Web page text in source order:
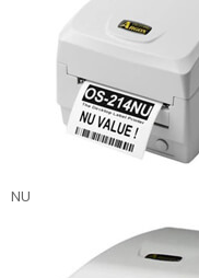
NU